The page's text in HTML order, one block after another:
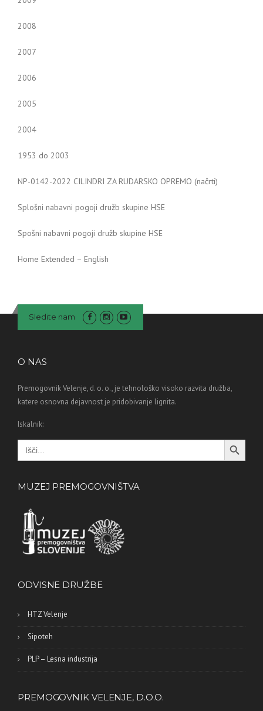
2008
2007
2006
2005
2004
1953 do 2003
NP-0142-2022 CILINDRI ZA RUDARSKO OPREMO (načrti)
Splošni nabavni pogoji družb skupine HSE
Spošni nabavni pogoji družb skupine HSE
Home Extended – English
Sledite nam
O NAS
Premogovnik Velenje, d. o. o., je tehnološko visoko razvita družba,
katere osnovna dejavnost je pridobivanje lignita.
Iskalnik:
Search
for:
Search Button
MUZEJ PREMOGOVNIŠTVA
ODVISNE DRUŽBE
HTZ Velenje
Sipoteh
PLP – Lesna industrija
PREMOGOVNIK VELENJE, D.O.O.